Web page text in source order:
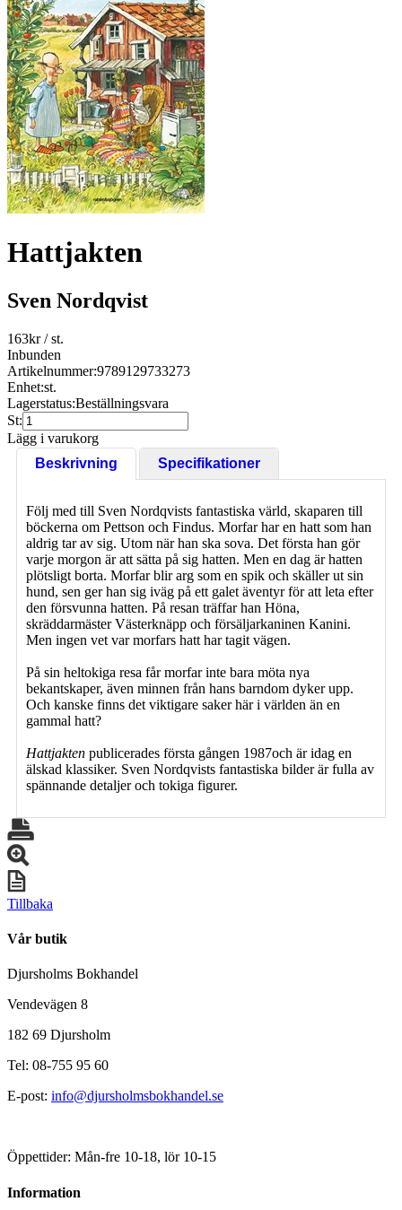
Hattjakten
Sven Nordqvist
163kr/ st.
Inbunden
Artikelnummer:9789129733273
Enhet:st.
Lagerstatus:Beställningsvara
St:
Lägg i varukorg
Beskrivning
Specifikationer
Följ med till Sven Nordqvists fantastiska värld, skaparen till
böckerna om Pettson och Findus. Morfar har en hatt som han
aldrig tar av sig. Utom när han ska sova. Det första han gör
varje morgon är att sätta på sig hatten. Men en dag är hatten
plötsligt borta. Morfar blir arg som en spik och skäller ut sin
hund, sen ger han sig iväg på ett galet äventyr för att leta efter
den försvunna hatten. På resan träffar han Höna,
skräddarmäster Västerknäpp och försäljarkaninen Kanini.
Men ingen vet var morfars hatt har tagit vägen.
På sin heltokiga resa får morfar inte bara möta nya
bekantskaper, även minnen från hans barndom dyker upp.
Och kanske finns det viktigare saker här i världen än en
gammal hatt?
Hattjakten publicerades första gången 1987och är idag en
älskad klassiker. Sven Nordqvists fantastiska bilder är fulla av
spännande detaljer och tokiga figurer.
Tillbaka
Vår butik
Djursholms Bokhandel
Vendevägen 8
182 69 Djursholm
Tel: 08-755 95 60
E-post: info@djursholmsbokhandel.se
Öppettider: Mån-fre 10-18, lör 10-15
Information